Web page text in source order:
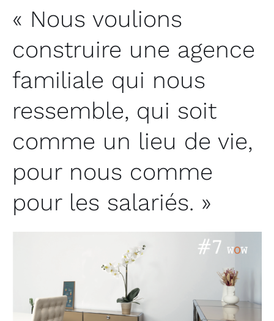
« Nous voulions
construire une agence
familiale qui nous
ressemble, qui soit
comme un lieu de vie,
pour nous comme
pour les salariés. »